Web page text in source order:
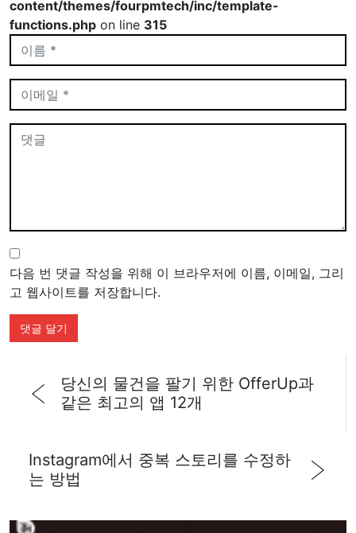
content/themes/fourpmtech/inc/template-
functions.php on line 315
다음 번 댓글 작성을 위해 이 브라우저에 이름, 이메일, 그리
고 웹사이트를 저장합니다.
당신의 물건을 팔기 위한 OfferUp과
같은 최고의 앱 12개
Instagram에서 중복 스토리를 수정하
는 방법